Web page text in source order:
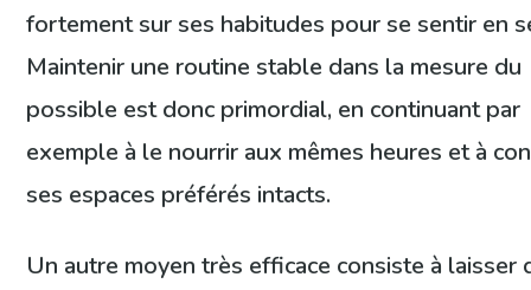
fortement sur ses habitudes pour se sentir en
Maintenir une routine stable dans la mesure du
possible est donc primordial, en continuant par
exemple à le nourrir aux mêmes heures et à
ses espaces préférés intacts.
Un autre moyen très efficace consiste à laisser